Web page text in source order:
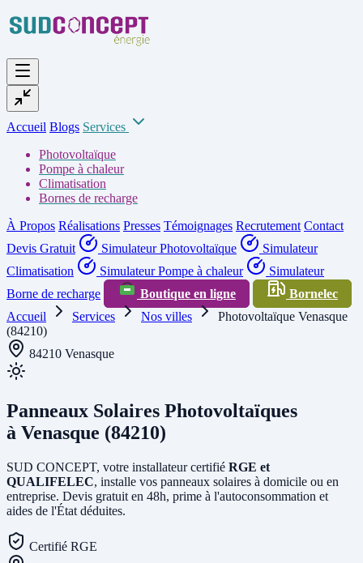
Accueil Blogs Services
Photovoltaïque
Pompe à chaleur
Climatisation
Bornes de recharge
À Propos Réalisations Presses Témoignages Recrutement Contact
Devis Gratuit
Simulateur Photovoltaïque
Simulateur
Climatisation
Simulateur Pompe à chaleur
Simulateur
Borne de recharge
Boutique en ligne
Bornelec
Accueil
Services Nos villes
Photovoltaïque Venasque
(84210)
84210 Venasque
Panneaux Solaires Photovoltaïques
à Venasque (84210)
SUD CONCEPT, votre installateur certifié RGE et
QUALIFELEC, installe vos panneaux solaires à domicile ou en
entreprise. Devis gratuit en 48h, prime à l'autoconsommation et
aides de l'État déduites.
Certifié RGE